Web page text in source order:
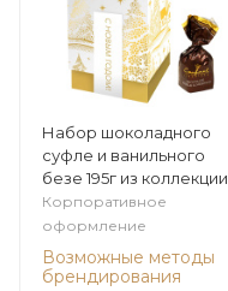
Набор шоколадного
суфле и ванильного
безе 195г из коллекции
Золото зимы
Корпоративное
оформление
Возможные методы
брендирования